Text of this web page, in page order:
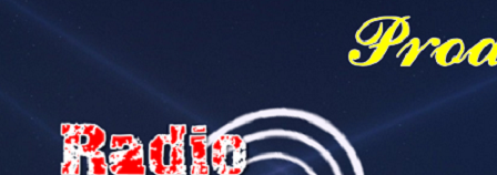
29
jueves, agosto 6, 2026